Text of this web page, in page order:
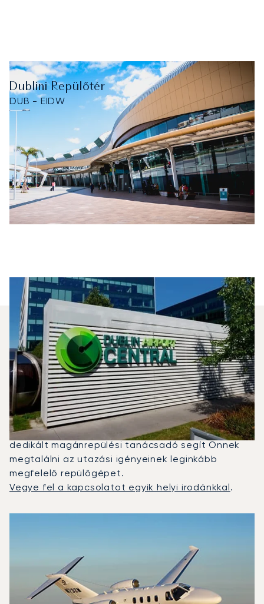
Dublini Repülőtér
DUB - EIDW
Milyen Típusú Repülőgépet
Bérelhetek Faro És Dublin
Között?
2025-ben a Citation M2, a Beechjet 400A és a
Citation Latitude volt a leggyakrabban igénybe
vett magánrepülő Dublin és Faro között. Egy
dedikált magánrepülési tanácsadó segít Önnek
megtalálni az utazási igényeinek leginkább
megfelelő repülőgépet.
Vegye fel a kapcsolatot egyik helyi irodánkkal.